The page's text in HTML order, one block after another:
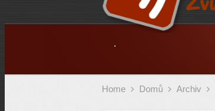
.
Home Domů Archiv